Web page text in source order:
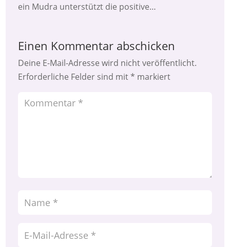
ein Mudra unterstützt die positive…
Einen Kommentar abschicken
Deine E-Mail-Adresse wird nicht veröffentlicht.
Erforderliche Felder sind mit* markiert